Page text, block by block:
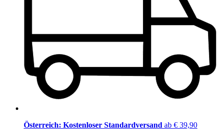
Österreich: Kostenloser Standardversand ab € 39,90